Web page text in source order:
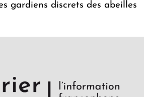
gardiens discrets des abeilles